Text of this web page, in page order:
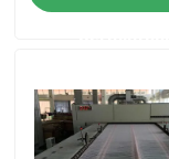
Tentang kami